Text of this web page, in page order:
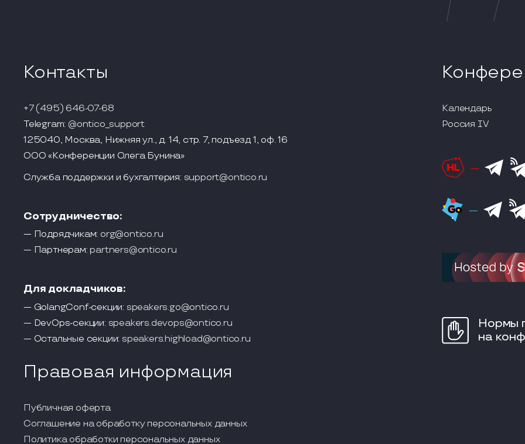
Контакты
+7 (495) 646-07-68
Telegram: @ontico_support
125040, Москва, Нижняя ул., д. 14, стр. 7, подъезд 1, оф. 16
ООО «Конференции Олега Бунина»
Служба поддержки и бухгалтерия: support@ontico.ru
Сотрудничество:
— Подрядчикам: org@ontico.ru
— Партнерам: partners@ontico.ru
Для докладчиков:
— GolangConf-секции: speakers.go@ontico.ru
— DevOps-секции: speakers.devops@ontico.ru
— Остальные секции: speakers.highload@ontico.ru
Календарь
Россия IV
Нормы
на
Правовая информация
Публичная оферта
Соглашение на обработку персональных данных
Политика обработки персональных данных